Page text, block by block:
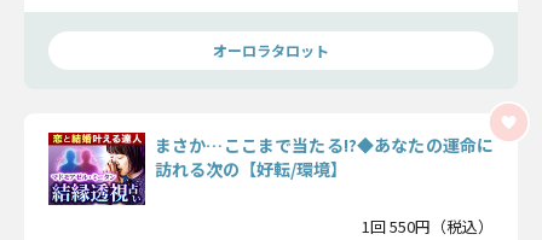
オーロラタロット
まさか…ここまで当たる!?◆あなたの運命に
訪れる次の【好転/環境】
1回 550円（税込）